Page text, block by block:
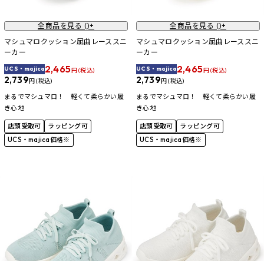
全商品を見る ()+
マシュマロクッション屈曲レーススニ
ーカー
UCS・majica2,465円 (税込)
2,739円 (税込)
まるでマシュマロ！ 軽くて柔らかい履
き心地
店頭受取可
ラッピング可
UCS・majica価格※
全商品を見る ()+
マシュマロクッション屈曲レーススニ
ーカー
UCS・majica2,465円 (税込)
2,739円 (税込)
まるでマシュマロ！ 軽くて柔らかい履
き心地
店頭受取可
ラッピング可
UCS・majica価格※